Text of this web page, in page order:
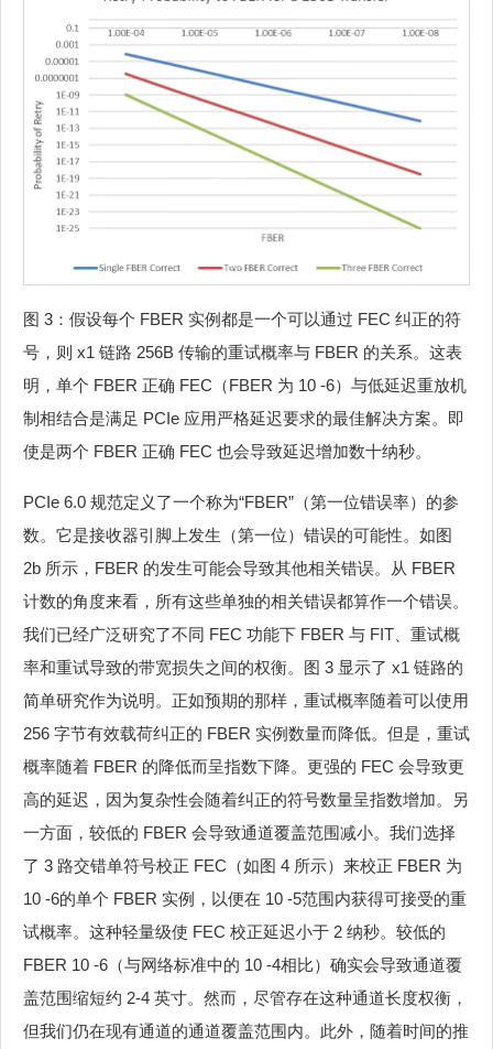
图 3：假设每个 FBER 实例都是一个可以通过 FEC 纠正的符
号，则 x1 链路 256B 传输的重试概率与 FBER 的关系。这表
明，单个 FBER 正确 FEC（FBER 为 10 -6）与低延迟重放机
制相结合是满足 PCIe 应用严格延迟要求的最佳解决方案。即
使是两个 FBER 正确 FEC 也会导致延迟增加数十纳秒。
PCIe 6.0 规范定义了一个称为“FBER”（第一位错误率）的参
数。它是接收器引脚上发生（第一位）错误的可能性。如图
2b 所示，FBER 的发生可能会导致其他相关错误。从 FBER
计数的角度来看，所有这些单独的相关错误都算作一个错误。
我们已经广泛研究了不同 FEC 功能下 FBER 与 FIT、重试概
率和重试导致的带宽损失之间的权衡。图 3 显示了 x1 链路的
简单研究作为说明。正如预期的那样，重试概率随着可以使用
256 字节有效载荷纠正的 FBER 实例数量而降低。但是，重试
概率随着 FBER 的降低而呈指数下降。更强的 FEC 会导致更
高的延迟，因为复杂性会随着纠正的符号数量呈指数增加。另
一方面，较低的 FBER 会导致通道覆盖范围减小。我们选择
了 3 路交错单符号校正 FEC（如图 4 所示）来校正 FBER 为
10 -6的单个 FBER 实例，以便在 10 -5范围内获得可接受的重
试概率。这种轻量级使 FEC 校正延迟小于 2 纳秒。较低的
FBER 10 -6（与网络标准中的 10 -4相比）确实会导致通道覆
盖范围缩短约 2-4 英寸。然而，尽管存在这种通道长度权衡，
但我们仍在现有通道的通道覆盖范围内。此外，随着时间的推